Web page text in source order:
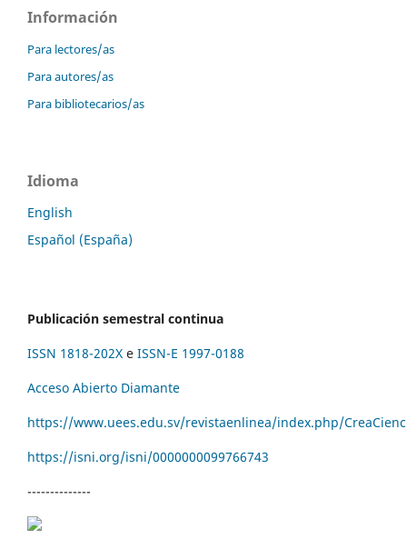
Información
Para lectores/as
Para autores/as
Para bibliotecarios/as
Idioma
English
Español (España)
Publicación semestral continua
ISSN 1818-202X e ISSN-E 1997-0188
Acceso Abierto Diamante
https://www.uees.edu.sv/revistaenlinea/index.php/
https://isni.org/isni/0000000099766743
--------------